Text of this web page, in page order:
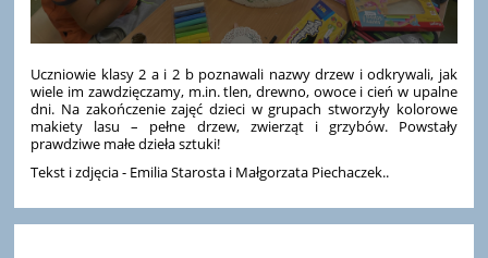
Uczniowie klasy 2 a i 2 b poznawali nazwy drzew i odkrywali, jak
wiele im zawdzięczamy, m.in. tlen, drewno, owoce i cień w upalne
dni. Na zakończenie zajęć dzieci w grupach stworzyły kolorowe
makiety lasu – pełne drzew, zwierząt i grzybów. Powstały
prawdziwe małe dzieła sztuki!
Tekst i zdjęcia - Emilia Starosta i Małgorzata Piechaczek..